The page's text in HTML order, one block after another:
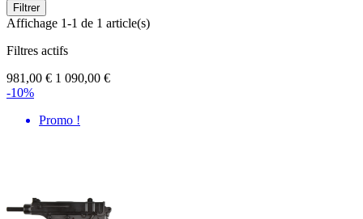
Filtrer
Affichage 1-1 de 1 article(s)
Filtres actifs
981,00 € 1 090,00 €
-10%
Promo !